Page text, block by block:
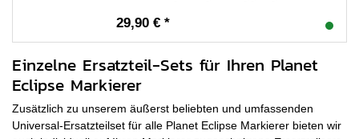
29,90 € *
Einzelne Ersatzteil-Sets für Ihren Planet
Eclipse Markierer
Zusätzlich zu unserem äußerst beliebten und umfassenden
Universal-Ersatzteilset für alle Planet Eclipse Markierer bieten wir